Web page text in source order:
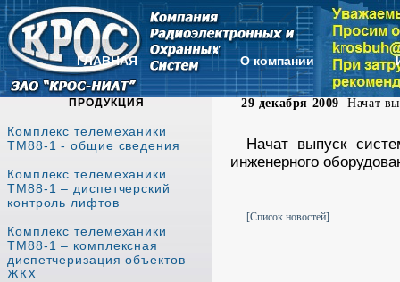
ГЛАВНАЯ
ПРОДУКЦИЯ
Комплекс телемеханики
ТМ88-1 - общие сведения
Комплекс телемеханики
ТМ88-1 – диспетчерский
контроль лифтов
Комплекс телемеханики
ТМ88-1 – комплексная
диспетчеризация объектов
ЖКХ
О компании
29 декабря 2009 Начат
Начат выпуск
инженерного
[Список новостей]